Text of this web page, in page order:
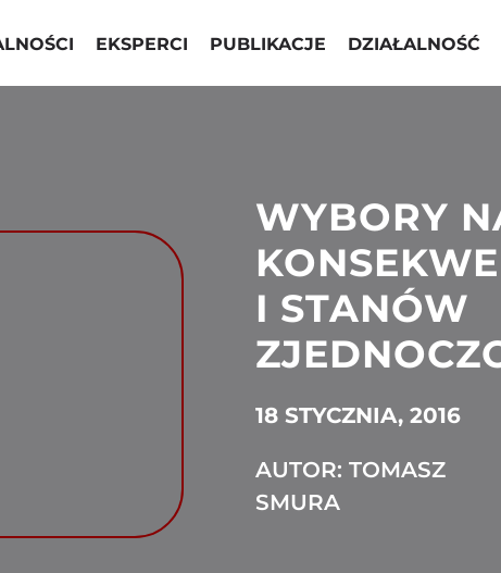
EKSPERCI PUBLIKACJE DZIAŁALNOŚĆ
WYBORY
I STANÓW
18 STYCZNIA, 2016
AUTOR: TOMASZ
SMURA